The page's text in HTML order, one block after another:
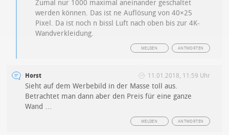
Zumal nur 1000 maximal aneinander geschaltet
werden können. Das ist ne Auflösung von 40×25
Pixel. Da ist noch n bissl Luft nach oben bis zur 4K-
Wandverkleidung.
ANTWORTEN
MELDEN
Horst 11.01.2018, 11:59 Uhr
Sieht auf dem Werbebild in der Masse toll aus.
Betrachtet man dann aber den Preis für eine ganze
Wand …
ANTWORTEN
MELDEN